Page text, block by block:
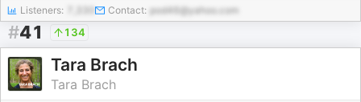
Listeners: Contact: pod46@yahoo.com
#41 134
Tara Brach
Tara Brach